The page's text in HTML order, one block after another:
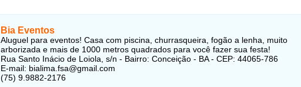
Bia Eventos
Aluguel para eventos! Casa com piscina, churrasqueira, fogão a lenha, muito
arborizada e mais de 1000 metros quadrados para você fazer sua festa!
Rua Santo Inácio de Loiola, s/n - Bairro: Conceição - BA - CEP: 44065-786
E-mail: bialima.fsa@gmail.com
(75) 9.9882-2176